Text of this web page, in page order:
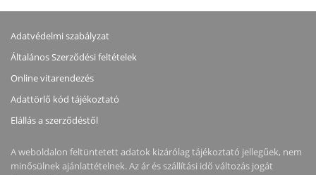
Adatvédelmi szabályzat
Általános Szerződési feltételek
Online vitarendezés
Adattörlő kód tájékoztató
Elállás a szerződéstől
A weboldalon feltüntetett adatok kizárólag tájékoztató jellegűek, nem
minősülnek ajánlattételnek. Az ár és szállítási idő változás jogát